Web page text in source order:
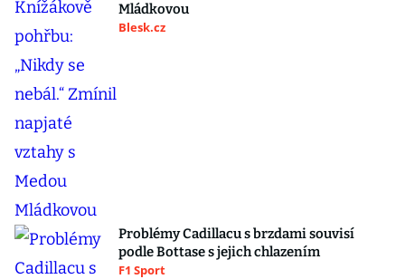
Mládkovou
Blesk.cz
Problémy Cadillacu s brzdami souvisí
podle Bottase s jejich chlazením
F1 Sport